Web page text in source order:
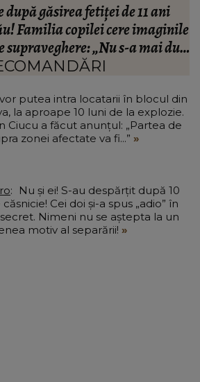
din sărite în timp ce se afla la
o spus femeie după ce artistul
“Nu bagi…”
putea intra locatarii în blocul din
la aproape 10 luni de la explozie.
Ciucu a făcut anunțul: „Partea de
zonei afectate va fi...”
Cei doi și-a spus „adio” în
Nimeni nu se aștepta la un
motiv al separării!